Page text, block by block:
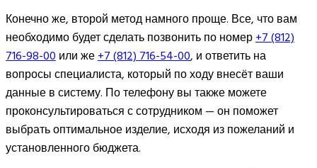
Конечно же, второй метод намного проще. Все, что вам
необходимо будет сделать позвонить по номер+7 (812)
716-98-00или же+7 (812) 716-54-00, и ответить на
вопросы специалиста, который по ходу внесёт ваши
данные в систему. По телефону вы также можете
проконсультироваться с сотрудником — он поможет
выбрать оптимальное изделие, исходя из пожеланий и
установленного бюджета.